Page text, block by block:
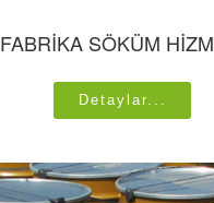
FABRİKA SÖKÜM
Detaylar...